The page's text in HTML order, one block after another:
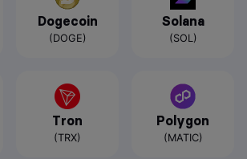
Dogecoin
(DOGE)
Solana
(SOL)
Tron
(TRX)
Polygon
(MATIC)